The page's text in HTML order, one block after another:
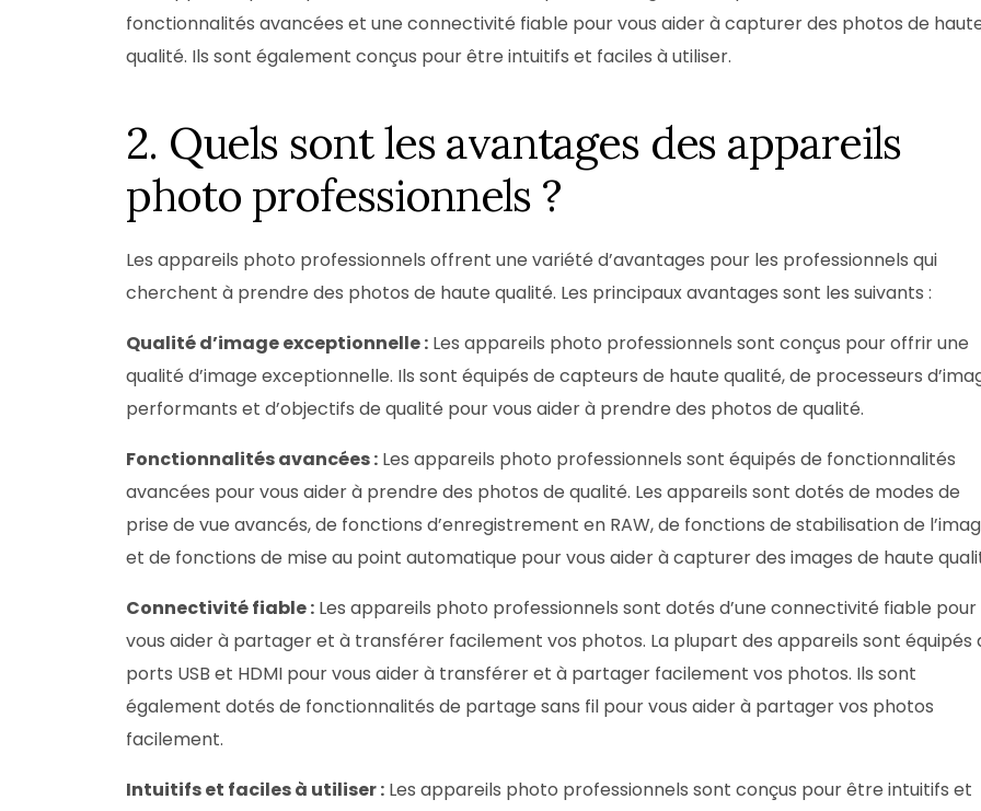
fonctionnalités avancées et une connectivité fiable pour vous aider à capturer des photos de
qualité. Ils sont également conçus pour être intuitifs et faciles à utiliser.
2. Quels sont les avantages des appareils
photo professionnels ?
Les appareils photo professionnels offrent une variété d’avantages pour les professionnels qui
cherchent à prendre des photos de haute qualité. Les principaux avantages sont les suivants :
Qualité d’image exceptionnelle :Les appareils photo professionnels sont conçus pour offrir une
qualité d’image exceptionnelle. Ils sont équipés de capteurs de haute qualité, de processeurs
performants et d’objectifs de qualité pour vous aider à prendre des photos de qualité.
Fonctionnalités avancées :Les appareils photo professionnels sont équipés de fonctionnalités
avancées pour vous aider à prendre des photos de qualité. Les appareils sont dotés de modes de
prise de vue avancés, de fonctions d’enregistrement en RAW, de fonctions de stabilisation de
et de fonctions de mise au point automatique pour vous aider à capturer des images de haute
Connectivité fiable :Les appareils photo professionnels sont dotés d’une connectivité fiable pour
vous aider à partager et à transférer facilement vos photos. La plupart des appareils sont équipés
ports USB et HDMI pour vous aider à transférer et à partager facilement vos photos. Ils sont
également dotés de fonctionnalités de partage sans fil pour vous aider à partager vos photos
facilement.
Intuitifs et faciles à utiliser :Les appareils photo professionnels sont conçus pour être intuitifs et